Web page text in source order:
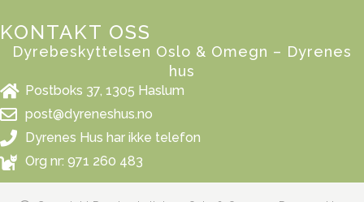
KONTAKT OSS
Dyrebeskyttelsen Oslo & Omegn – Dyrenes
hus
Postboks 37, 1305 Haslum
post@dyreneshus.no
Dyrenes Hus har ikke telefon
Org nr: 971 260 483